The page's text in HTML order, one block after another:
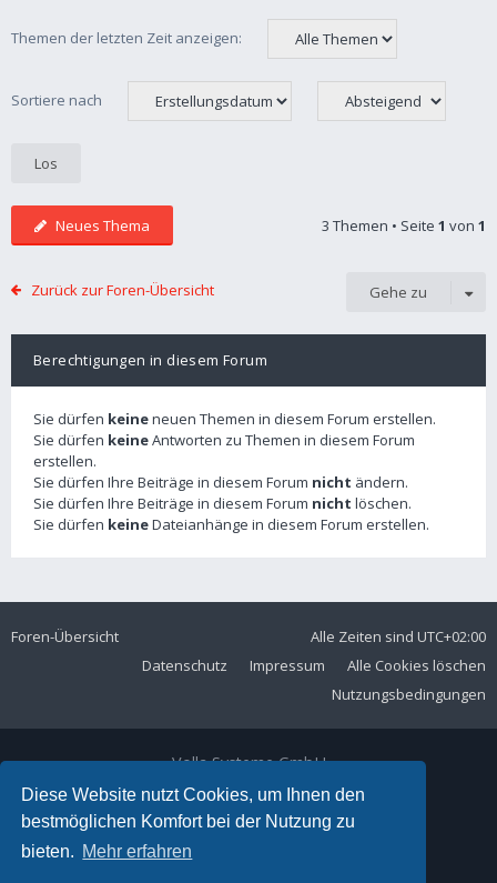
Diese Website nutzt Cookies, um Ihnen den
bestmöglichen Komfort bei der Nutzung zu
bieten. Mehr erfahren
Themen der letzten Zeit anzeigen:
Sortiere nach
Neues Thema 3 Themen • Seite 1 von 1
Zurück zur Foren-Übersicht Gehe zu
Berechtigungen in diesem Forum
Sie dürfen keineneuen Themen in diesem Forum erstellen.
Sie dürfen keineAntworten zu Themen in diesem Forum
erstellen.
Sie dürfen Ihre Beiträge in diesem Forum nicht ändern.
Sie dürfen Ihre Beiträge in diesem Forum nicht löschen.
Sie dürfen keineDateianhänge in diesem Forum erstellen.
Foren-Übersicht Alle Zeiten sind UTC+02:00
Alle Cookies löschen
Impressum
Datenschutz
Nutzungsbedingungen
Volla Systeme GmbH
Kölner Straße 102
42897 Remscheid
Telefon:+49 2191 59897 61
E-Mail: